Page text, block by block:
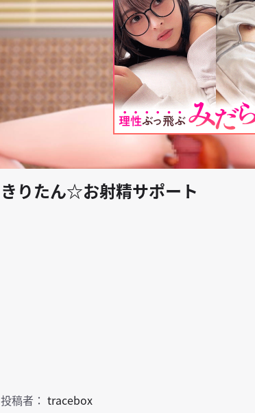
play_arrow
きりたん☆お射精サポート
投稿者： tracebox